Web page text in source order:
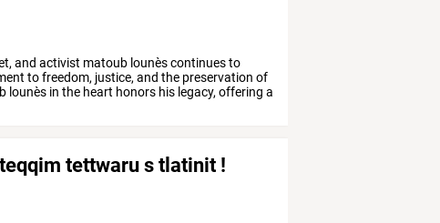
and activist matoub lounèscontinuesto
tofreedom, justice, and the preservation of
lounès in the heart honors his legacy, offering a
tettwaru s tlatinit !